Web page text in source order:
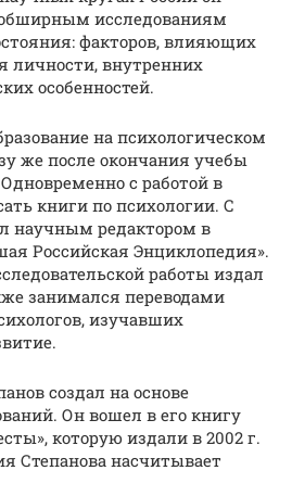
обширным исследованиям
факторов, влияющих
личности, внутренних
особенностей.
на психологическом
же после окончания учебы
с работой в
книги по психологии. С
научным редактором в
Российская Энциклопедия».
работы издал
занимался переводами
изучавших
создал на основе
Он вошел в его книгу
которую издали в 2002 г.
Степанова насчитывает